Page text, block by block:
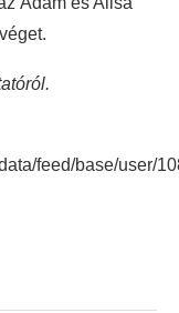
feed/base/user/